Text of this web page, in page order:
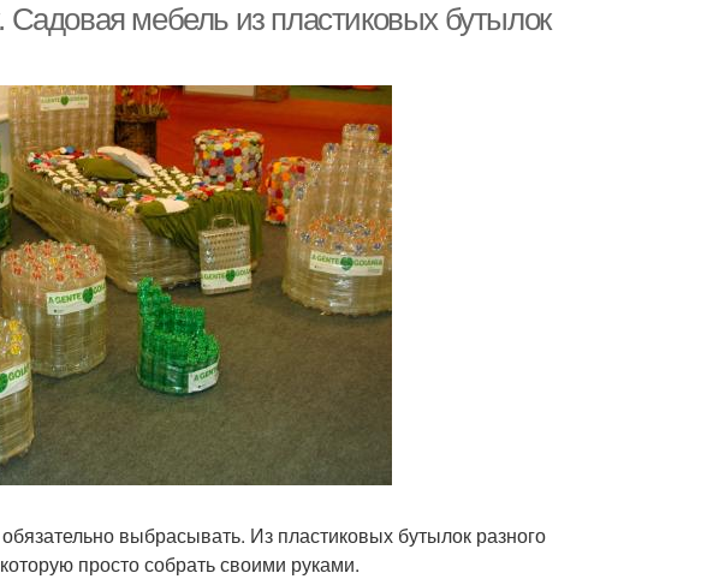
мебель из пластиковых бутылок
выбрасывать. Из пластиковых бутылок разного
просто собрать своими руками.